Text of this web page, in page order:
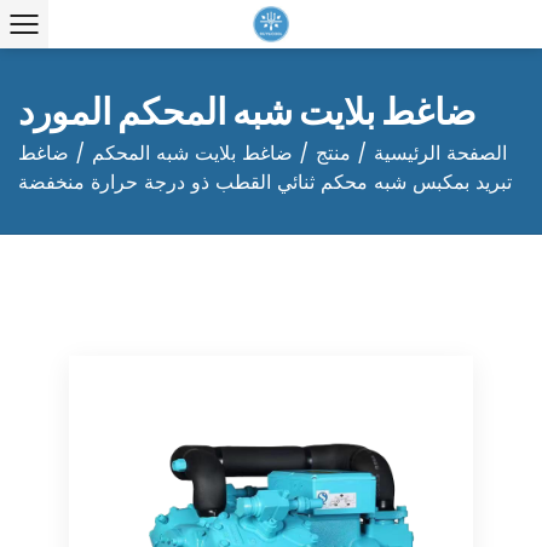
ضاغط بلايت شبه المحكم المورد
الصفحة الرئيسية / منتج / ضاغط بلايت شبه المحكم / ضاغط
تبريد بمكبس شبه محكم ثنائي القطب ذو درجة حرارة منخفضة